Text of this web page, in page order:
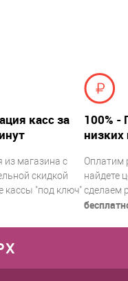
касс за
из магазина с
скидкой
кассы "под ключ"
100% -
низких
Оплатим
найдете
сделаем